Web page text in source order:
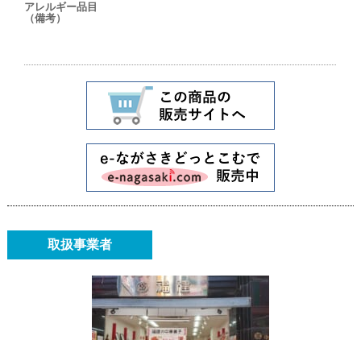
アレルギー品目
（備考）
取扱事業者